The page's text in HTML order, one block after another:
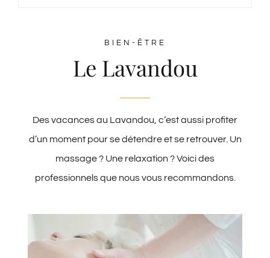
BIEN-ÊTRE
Le Lavandou
Des vacances au Lavandou, c’est aussi profiter
d’un moment pour se détendre et se retrouver. Un
massage ? Une relaxation ? Voici des
professionnels que nous vous recommandons.